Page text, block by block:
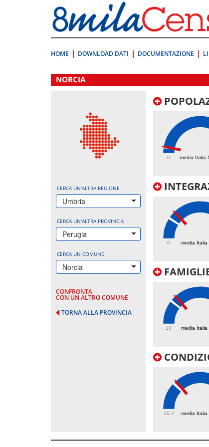
direttamente
a:
Contenuto
HOME DOWNLOAD DATI DOCUMENTAZIONE
.
NORCIA
CERCA UN'ALTRA REGIONE
Umbria
CERCA UN'ALTRA PROVINCIA
Perugia
CERCA UN COMUNE
Norcia
CONFRONTA
CON UN ALTRO COMUNE
TORNA ALLA PROVINCIA
media Italia
0
media Italia
0
media Italia
10
media Italia
26.2